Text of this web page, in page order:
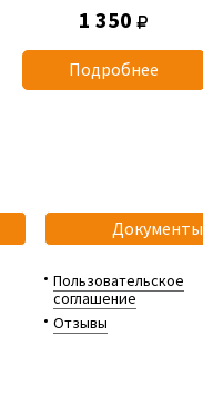
1 350
Подробнее
Документы
Пользовательское
соглашение
Отзывы